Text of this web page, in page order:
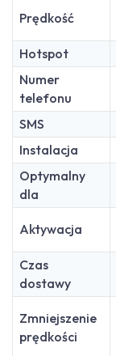
Prędkość
Hotspot
Numer
telefonu
SMS
Instalacja
Optymalny
dla
Aktywacja
Czas
dostawy
Zmniejszenie
prędkości